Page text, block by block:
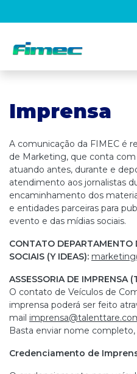
Expositor
Programação
Imprensa
Contato
Imprensa
A comunicação da FIMEC é
de Marketing, que conta
atuando antes, durante e
atendimento aos jornalistas
encaminhamento dos
e entidades parceiras para
evento e das mídias sociais.
CONTATO DEPARTAMENTO
SOCIAIS (Y IDEAS):
ASSESSORIA DE IMPRENSA
O contato de Veículos de
imprensa poderá ser feito
mail
Basta enviar nome completo,
Credenciamento de